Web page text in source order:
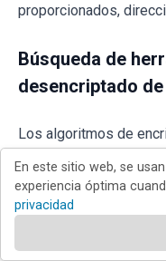
proporcionados,
Búsqueda de
desencriptado
Los algoritmos de
las infecciones de tipo
sofisticados y, si el
solo el desarrollador
debe a que el
En este sitio web, se
experiencia óptima
privacidad